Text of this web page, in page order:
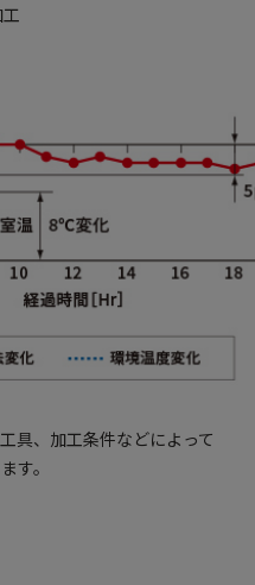
具、加工条件などによって
す。